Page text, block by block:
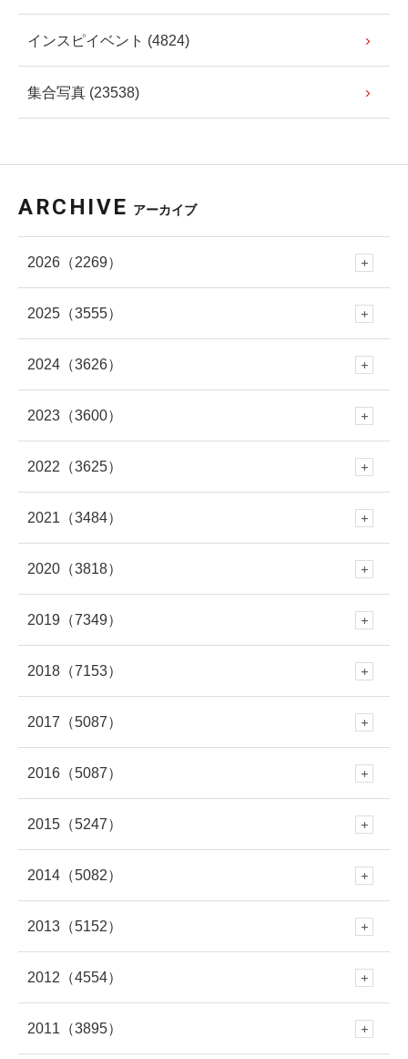
インスピイベント (4824)
集合写真 (23538)
ARCHIVE アーカイブ
2026 （2269）
8月(60)
6月(227)
5月(406)
3月(345)
2月(290)
(343)
2025 （3555）
12月 (288)
10月(250)
9月(293)
7月 (307)
6月 (273)
(281)
3月(297)
1月 (335)
2024 （3626）
12月 (341)
10月(282)
9月(303)
7月 (282)
6月(282)
(334)
3月(312)
2023 （3600）
12月 (330)
10月(279)
9月(305)
7月 (316)
6月(249)
(308)
3月(272)
2022 （3625）
12月 (337)
10月(339)
9月(262)
7月 (320)
6月(250)
(362)
2021 （3484）
12月 (297)
10月(294)
9月(281)
7月 (295)
6月(253)
(345)
2020 （3818）
12月 (278)
10月(230)
9月(258)
7月 (208)
6月 (223)
(95)
2019 （7349）
12月 (643)
10月(419)
9月(695)
7月 (529)
6月(578)
2018 （7153）
12月 (676)
10月(570)
9月(542)
7月 (708)
2017 （5087）
12月 (504)
10月(264)
9月(365)
2016 （5087）
12月 (485)
10月(454)
9月(328)
2015 （5247）
12月 (466)
10月(438)
2014 （5082）
12月 (483)
10月(395)
2013 （5152）
12月 (471)
2012 （4554）
12月 (391)
2011 （3895）